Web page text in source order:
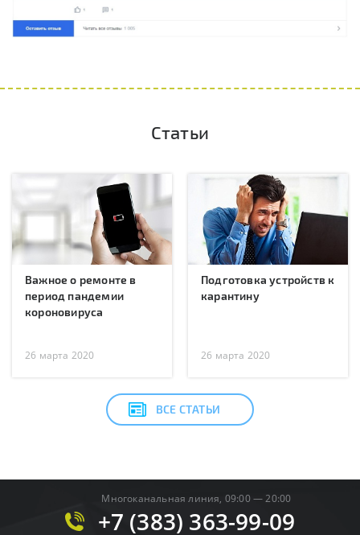
Статьи
Важное о ремонте в
период пандемии
короновируса
26 марта 2020
Подготовка устройств к
карантину
26 марта 2020
ВСЕ СТАТЬИ
Многоканальная линия, 09:00 — 20:00
+7 (383) 363-99-09